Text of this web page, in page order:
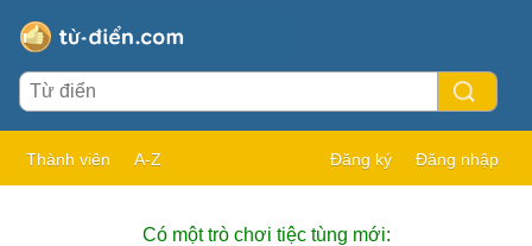
Thành viên A-Z Đăng ký Đăng nhập
Có một trò chơi tiệc tùng mới: